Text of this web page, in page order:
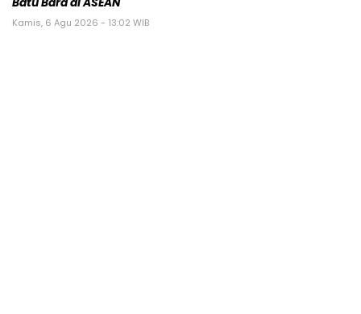
Kamis, 6 Agu 2026 - 13:02 WIB